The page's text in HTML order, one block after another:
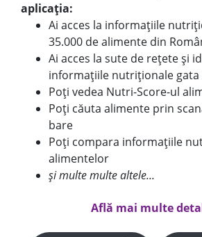
aplicația:
Ai acces la informațiile
35.000 de alimente din
Ai acces la sute de rețete și
informațiile nutriționale
Poți vedea Nutri-Score-ul
Poți căuta alimente prin
bare
Poți compara informațiile
alimentelor
și multe multe altele...
Află mai multe